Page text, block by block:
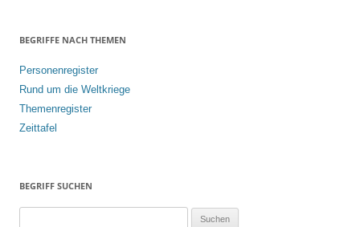
BEGRIFFE NACH THEMEN
Personenregister
Rund um die Weltkriege
Themenregister
Zeittafel
BEGRIFF SUCHEN